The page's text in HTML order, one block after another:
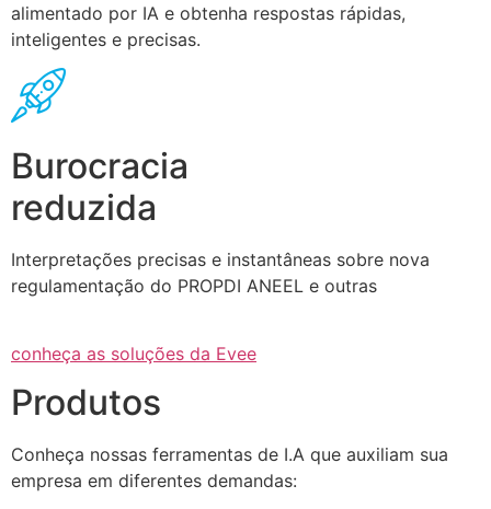
alimentado por IA e obtenha respostas rápidas,
inteligentes e precisas.
Burocracia
reduzida
Interpretações precisas e instantâneas sobre nova
regulamentação do PROPDI ANEEL e outras
conheça as soluções da Evee
Produtos
Conheça nossas ferramentas de I.A que auxiliam sua
empresa em diferentes demandas: